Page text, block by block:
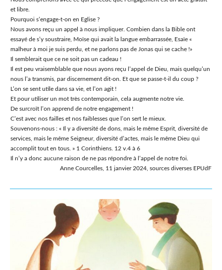
et libre.
Pourquoi s’engage-t-on en Eglise ?
Nous avons reçu un appel à nous impliquer. Combien dans la Bible ont
essayé de s’y soustraire, Moïse qui avait la langue embarrassée, Esaïe «
malheur à moi je suis perdu, et ne parlons pas de Jonas qui se cache !»
Il semblerait que ce ne soit pas un cadeau !
Il est peu vraisemblable que nous ayons reçu l’appel de Dieu, mais quelqu’un
nous l’a transmis, par discernement dit-on. Et que se passe-t-il du coup ?
L’on se sent utile dans sa vie, et l’on agit !
Et pour utiliser un mot très contemporain, cela augmente notre vie.
De surcroît l’on apprend de notre engagement !
C’est avec nos failles et nos faiblesses que l’on sert le mieux.
Souvenons-nous : « Il y a diversité de dons, mais le même Esprit, diversité de
services, mais le même Seigneur, diversité d’actes, mais le même Dieu qui
accomplit tout en tous. » 1 Corinthiens. 12 v.4 à 6
Il n’y a donc aucune raison de ne pas répondre à l’appel de notre foi.
Anne Courcelles, 11 janvier 2024, sources diverses EPUdF